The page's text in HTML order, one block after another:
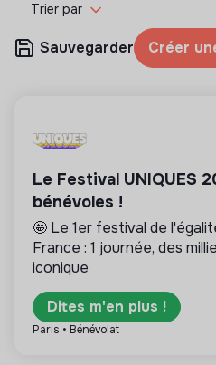
Trier par
Sauvegarder Créer
Le Festival UNIQUES
bénévoles !
🤩 Le 1er festival de
France : 1 journée, des
iconique
Dites m'en plus !
Paris • Bénévolat